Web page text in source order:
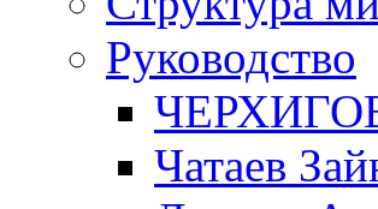
Руководство
Чатаев